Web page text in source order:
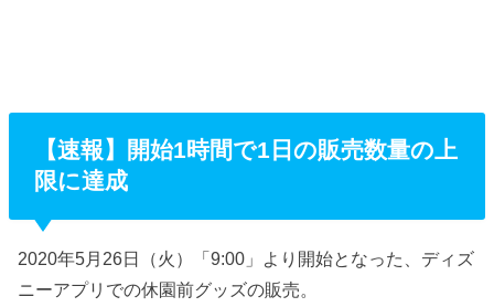
【速報】開始1時間で1日の販売数量の上
限に達成
2020年5月26日（火）「9:00」より開始となった、ディズ
ニーアプリでの休園前グッズの販売。